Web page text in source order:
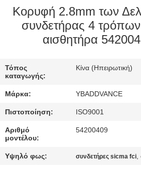
ΠΟΙΟΤΙΚΌΣ
ΈΛΕΓΧΟΣ
ΜΑΣ
ΕΛΆΤΕ
ΕΠΑΦΉ
ΜΕ
Κορυφή 2.8mm των
συνδετήρας 4 τρόπων
αισθητήρα
Τόπος
καταγωγής:
Κίνα (Ηπειρωτική)
Μάρκα: YBADDVANCE
Πιστοποίηση: ISO9001
Αριθμό
μοντέλου:
54200409
Υψηλό φως: συνδετήρες sicma fci,